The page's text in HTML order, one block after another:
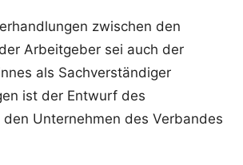
zwischen den
Arbeitgeber sei auch der
als Sachverständiger
ist der Entwurf des
Unternehmen des Verbandes